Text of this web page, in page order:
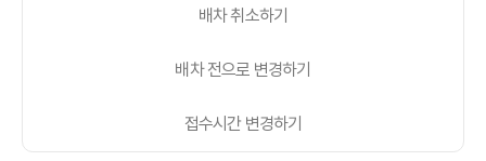
배차 취소하기
배차 전으로 변경하기
접수시간 변경하기